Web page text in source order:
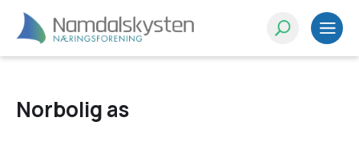
Norbolig as